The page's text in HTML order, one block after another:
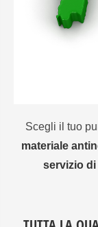
Scegli il tuo
materiale
servizio